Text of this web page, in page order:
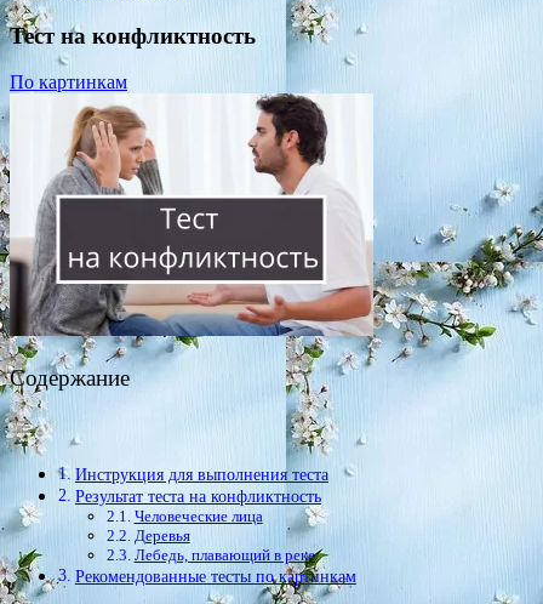
Тест на конфликтность
По картинкам
Содержание
Инструкция для выполнения теста
Результат теста на конфликтность
Человеческие лица
Деревья
Лебедь, плавающий в реке
Рекомендованные тесты по картинкам